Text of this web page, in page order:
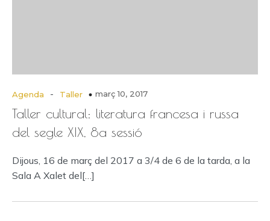
Agenda - Taller març 10, 2017
Taller cultural: literatura francesa i russa
del segle XIX, 8a sessió
Dijous, 16 de març del 2017 a 3/4 de 6 de la tarda, a la
Sala A Xalet del[…]